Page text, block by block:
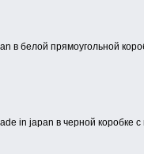
в белой прямоугольной
in japan в черной коробке